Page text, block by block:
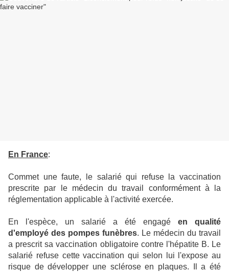
En France:
Commet une faute, le salarié qui refuse la vaccination
prescrite par le médecin du travail conformément à la
réglementation applicable à l'activité exercée.
En l'espèce, un salarié a été engagé en qualité
d'employé des pompes funèbres. Le médecin du travail
a prescrit sa vaccination obligatoire contre l'hépatite B. Le
salarié refuse cette vaccination qui selon lui l'expose au
risque de développer une sclérose en plaques. Il a été